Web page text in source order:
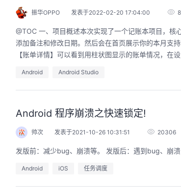
振华OPPO 发表于2022-02-20 17:04:00
@TOC 一、项目概述本次实现了一个记账本项目，核
添加备注和修改日期。然后会在首页展示你的本月支
【账单详情】可以看到用柱状图显示的账单情况，
Android Android Studio
Android 程序崩溃之快速锁定!
帅次 发表于2021-10-26 10:31:51 20306
发版前：减少bug、崩溃等。 发版后：遇到bug、崩
Android iOS 任务调度